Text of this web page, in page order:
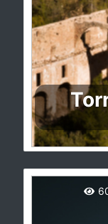
http://
La